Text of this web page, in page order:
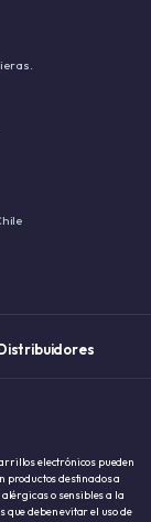
electrónicos pueden
productos destinados a
o sensibles a la
deben evitar el uso de